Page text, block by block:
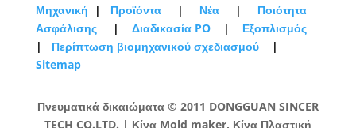
Μηχανική | Προϊόντα | Νέα| Ποιότητα
Ασφάλισης
| Διαδικασία PO| Εξοπλισμός
| Περίπτωση βιομηχανικού σχεδιασμού
|
Sitemap
Πνευματικά δικαιώματα © 2011 DONGGUAN SINCER
TECH CO.LTD. | Κίνα Mold maker, Κίνα Πλαστική